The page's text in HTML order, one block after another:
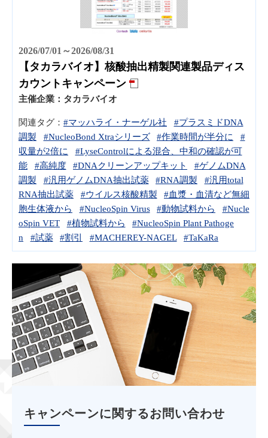
2026/07/01～2026/08/31
【タカラバイオ】核酸抽出精製関連製品ディス
カウントキャンペーン
主催企業： タカラバイオ
関連タグ： #マッハライ・ナーゲル社
#プラスミドDNA
調製
#NucleoBond Xtraシリーズ #作業時間が半分に
#
収量が2倍に
#LyseControlによる混合、中和の確認が可
能
#高純度 #DNAクリーンアップキット
#ゲノムDNA
調製
#汎用ゲノムDNA抽出試薬 #RNA調製
#汎用total
RNA抽出試薬
#ウイルス核酸精製
#血漿・血清など無細
胞生体液から
#NucleoSpin Virus #動物試料から
#Nucle
oSpin VET
#植物試料から
#NucleoSpin Plant Pathoge
n
#試薬 #割引 #MACHEREY-NAGEL #TaKaRa
キャンペーンに関するお問い合わせ